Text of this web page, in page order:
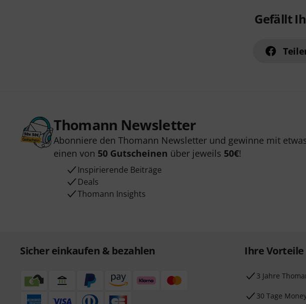
Gefällt
Thomann Newsletter
Abonniere den Thomann Newsletter und gewinne mit
einen von 50 Gutscheinen über jeweils 50€!
Inspirierende Beiträge
Deals
Thomann Insights
Sicher einkaufen & bezahlen Ihre Vorteile
3 Jahre
30 Tage